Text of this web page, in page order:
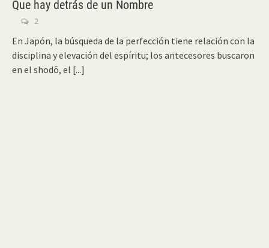
Que hay detrás de un Nombre
2
En Japón, la búsqueda de la perfección tiene relación con la
disciplina y elevación del espíritu; los antecesores buscaron
en el shodō, el [...]